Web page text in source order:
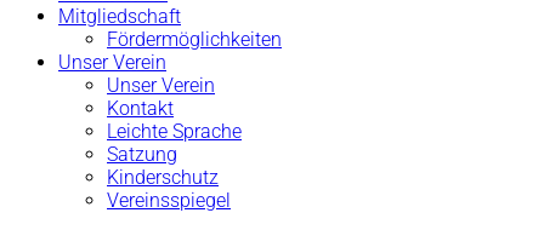
Mitgliedschaft
Fördermöglichkeiten
Unser Verein
Unser Verein
Kontakt
Leichte Sprache
Satzung
Kinderschutz
Vereinsspiegel